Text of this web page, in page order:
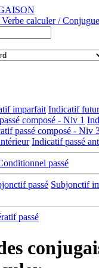
calculer /
imparfait Indicatif
composé - Niv 1
passé composé - Niv
Indicatif passé
passé
passé Subjonctif
passé